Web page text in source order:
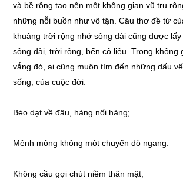
và bề rộng tạo nên một không gian vũ trụ
những nỗi buồn như vô tận. Câu thơ đề từ
khuâng trời rộng nhớ sông dài cũng được
sông dài, trời rộng, bến cô liêu. Trong không
vắng đó, ai cũng muôn tìm đến những dấu
sống, của cuộc đời:
Bèo dạt về đâu, hàng nối hàng;
Mênh mông không một chuyến đò ngang.
Không cầu gợi chút niềm thân mật,